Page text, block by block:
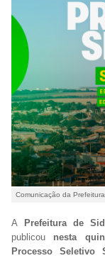
Comunicação da
A Prefeitura de
publicou nesta
Processo Seletivo